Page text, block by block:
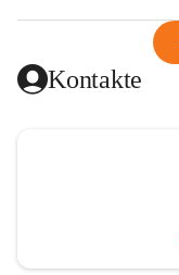
Kontakte